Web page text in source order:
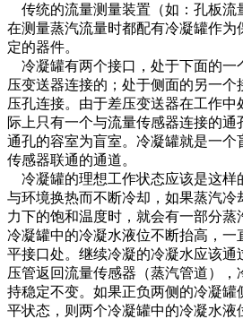
传统的流量测量装置（如：孔板流
在测量蒸汽流量时都配有冷凝罐作为
定的器件。
冷凝罐有两个接口，处于下面的一
压变送器连接的；处于侧面的另一个
压孔连接。由于差压变送器在工作
际上只有一个与流量传感器连接的通
通孔的容室为盲室。冷凝罐就是一个
传感器联通的通道。
冷凝罐的理想工作状态应该是这样
与环境换热而不断冷却，如果蒸汽冷
力下的饱和温度时，就会有一部分蒸
冷凝罐中的冷凝水液位不断抬高，一
平接口处。继续冷凝的冷凝水应该通
压管返回流量传感器（蒸汽管道），
持稳定不变。如果正负两侧的冷凝罐
平状态，则两个冷凝罐中的冷凝水液